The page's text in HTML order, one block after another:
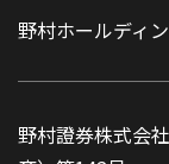
野村ホールディ
野村證券株式会